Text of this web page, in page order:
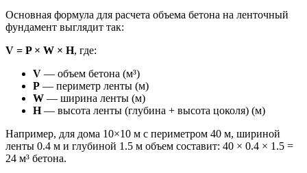
Основная формула для расчета объема бетона на ленточный
фундамент выглядит так:
V = P × W × H, где:
V — объем бетона (м³)
P — периметр ленты (м)
W — ширина ленты (м)
H— высота ленты (глубина + высота цоколя) (м)
Например, для дома 10×10 м с периметром 40 м, шириной
ленты 0.4 м и глубиной 1.5 м объем составит: 40 × 0.4 × 1.5 =
24 м³ бетона.